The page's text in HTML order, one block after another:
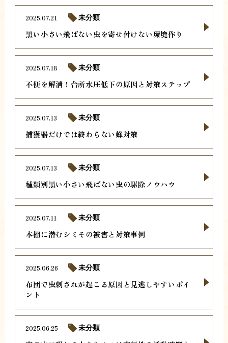
黒い小さい飛ばない虫を寄せ付けない環境作り
2025.07.21 未分類
不便を解消！台所水圧低下の原因と対策ステップ
2025.07.18 未分類
捕獲器だけでは終わらない蜂対策
2025.07.13 未分類
種類別黒い小さい飛ばない虫の駆除ノウハウ
2025.07.13 未分類
本棚に潜むシミその被害と対策事例
2025.07.11 未分類
布団で虫刺されが起こる原因と見逃しやすいポイ
ント
2025.06.26 未分類
2025.06.25 未分類